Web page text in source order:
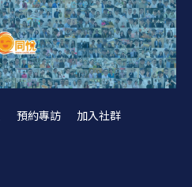
預約專訪
加入社群